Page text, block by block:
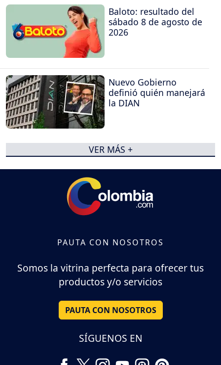
Baloto: resultado del
sábado 8 de agosto de
2026
Nuevo Gobierno
definió quién manejará
la DIAN
VER MÁS +
PAUTA CON NOSOTROS
Somos la vitrina perfecta para ofrecer tus
productos y/o servicios
PAUTA CON NOSOTROS
SÍGUENOS EN